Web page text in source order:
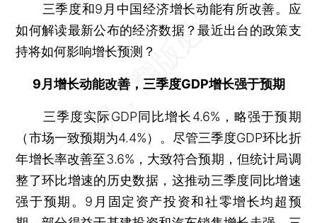
三季度和9月中国经济增长动能有所改善。应
如何解读最新公布的经济数据？最近出台的政策支
持将如何影响增长预测？
9月增长动能改善，三季度GDP增长强于预期
三季度实际GDP同比增长4.6%，略强于预期
（市场一致预期为4.4%）。尽管三季度GDP环比折
年增长率改善至3.6%，大致符合预期，但统计局调
整了环比增速的历史数据，这推动三季度同比增速
强于预期。9月固定资产投资和社零增长均超预